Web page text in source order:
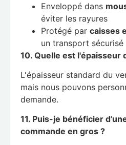
Enveloppé dans
éviter les rayures
Protégé par caisses
un transport sécurisé
10. Quelle est l'épaisseur
L'épaisseur standard du
mais nous pouvons
demande.
11. Puis-je bénéficier
commande en gros ?